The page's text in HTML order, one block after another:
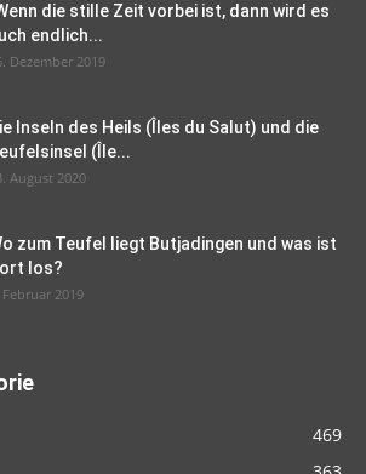
die stille Zeit vorbei ist, dann wird es
endlich...
Dezember 2019
Inseln des Heils (Îles du Salut) und die
(Île...
August 2020
zum Teufel liegt Butjadingen und was ist
los?
Februar 2019
469